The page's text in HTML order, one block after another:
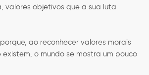
valores objetivos que a sua luta
ao reconhecer valores morais
o mundo se mostra um pouco